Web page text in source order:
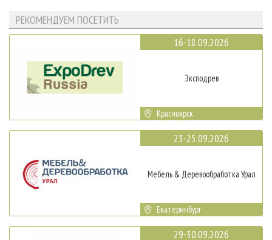
РЕКОМЕНДУЕМ ПОСЕТИТЬ
16-18.09.2026
Эксподрев
Красноярск
23-25.09.2026
Мебель & Деревообработка Урал
Екатеринбург
29-30.09.2026